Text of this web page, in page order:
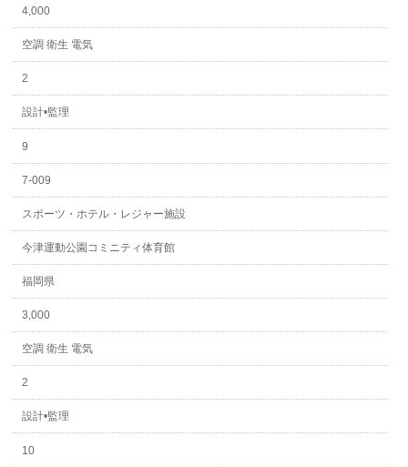
4,000
空調 衛生 電気
2
設計•監理
9
7-009
スポーツ・ホテル・レジャー施設
今津運動公園コミニティ体育館
福岡県
3,000
空調 衛生 電気
2
設計•監理
10